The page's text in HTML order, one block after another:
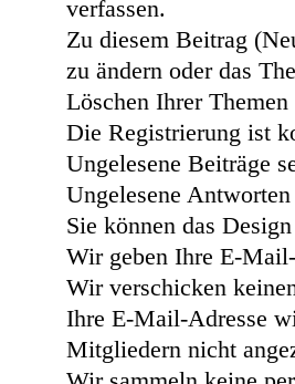
verfassen.
Zu diesem Beitrag
zu ändern oder das
Löschen Ihrer
Die Registrierung ist
Ungelesene Beiträge
Ungelesene
Sie können das
Wir geben Ihre E-
Wir verschicken
Ihre E-Mail-Adresse
Mitgliedern nicht